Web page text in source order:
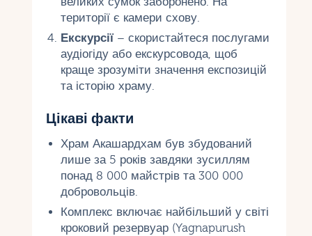
території є камери схову.
Екскурсії– скористайтеся послугами
аудіогіду або екскурсовода, щоб
краще зрозуміти значення експозицій
та історію храму.
Цікаві факти
Храм Акашардхам був збудований
лише за 5 років завдяки зусиллям
понад 8 000 майстрів та 300 000
добровольців.
Комплекс включає найбільший у світі
кроковий резервуар (Yagnapurush